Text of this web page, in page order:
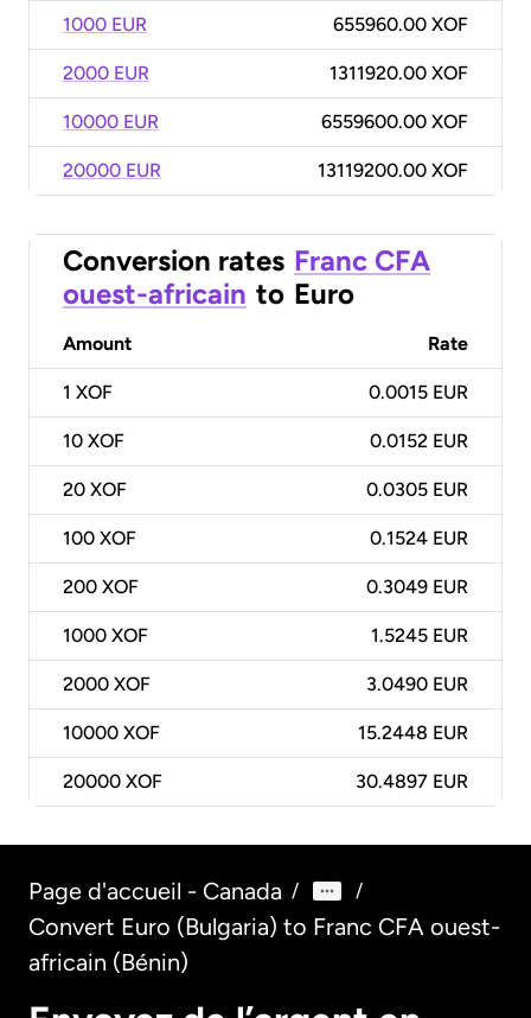
1000 EUR 655960.00 XOF
2000 EUR 1311920.00 XOF
10000 EUR 6559600.00 XOF
20000 EUR 13119200.00 XOF
Conversion rates Franc CFA
ouest-africain to Euro
Amount Rate
1 XOF 0.0015 EUR
10 XOF 0.0152 EUR
20 XOF 0.0305 EUR
100 XOF 0.1524 EUR
200 XOF 0.3049 EUR
1000 XOF 1.5245 EUR
2000 XOF 3.0490 EUR
10000 XOF 15.2448 EUR
20000 XOF 30.4897 EUR
Page d'accueil - Canada / /
Convert Euro (Bulgaria) to Franc CFA ouest-
africain (Bénin)